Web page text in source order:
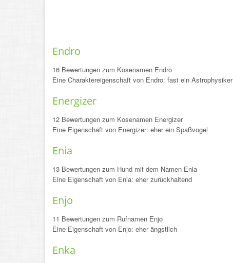
Endro
16 Bewertungen zum Kosenamen Endro
Eine Charaktereigenschaft von Endro: fast ein Astrophysiker
Energizer
12 Bewertungen zum Kosenamen Energizer
Eine Eigenschaft von Energizer: eher ein Spaßvogel
Enia
13 Bewertungen zum Hund mit dem Namen Enia
Eine Eigenschaft von Enia: eher zurückhaltend
Enjo
11 Bewertungen zum Rufnamen Enjo
Eine Eigenschaft von Enjo: eher ängstlich
Enka